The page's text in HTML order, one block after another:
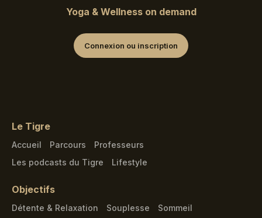
Yoga & Wellness on demand
Connexion ou inscription
Le Tigre
Accueil Parcours
Professeurs
Les podcasts du Tigre
Lifestyle
Objectifs
Détente & Relaxation Souplesse
Sommeil